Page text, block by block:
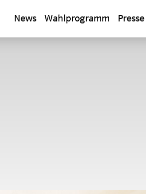
News Wahlprogramm Presse